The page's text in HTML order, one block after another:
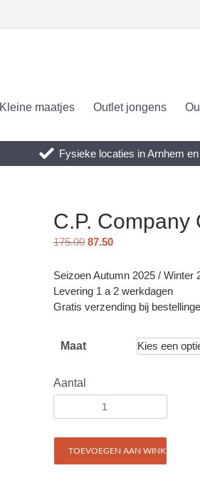
Kleine maatjes Outlet jongens
Fysieke locaties in Arnhem
C.P. Company
175.00 87.50
Seizoen Autumn 2025 / Winter
Levering 1 a 2 werkdagen
Gratis verzending bij
Maat
Aantal
TOEVOEGEN AAN